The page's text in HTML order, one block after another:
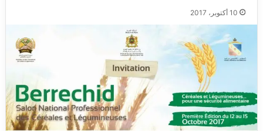
10 أكتوبر، 2017